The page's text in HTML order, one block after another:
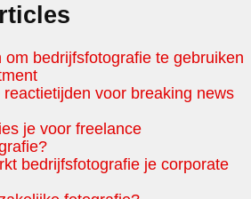
om bedrijfsfotografie te gebruiken
reactietijden voor breaking news
je voor freelance
bedrijfsfotografie je corporate